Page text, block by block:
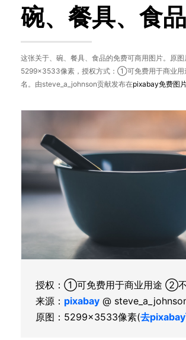
碗、餐具、食品
这张关于、碗、餐具、食品的免费可商用图片。原图
5299×3533像素，授权方式：①可免费用于商业
名。由steve_a_johnson贡献发布在pixabay免费图
授权：①可免费用于商业用途 ②
来源： pixabay @
原图：5299×3533像素(去